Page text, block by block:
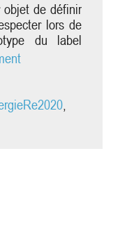
de définir
lors de
du label
respect de
renforce
au label,
de s’y
s’adresse à
autorisés à
de
,